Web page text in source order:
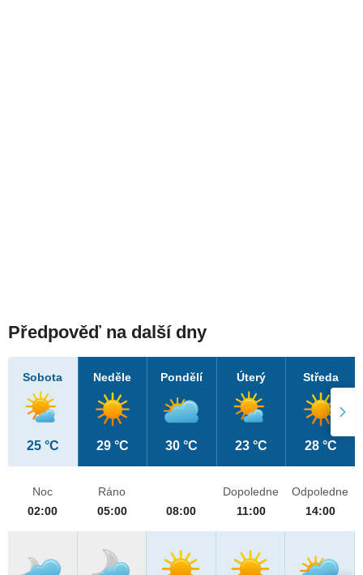
Předpověď na další dny
Sobota
25 °C
Neděle
29 °C
Pondělí
30 °C
Úterý
23 °C
Středa
28 °C
Noc
02:00
Ráno
05:00
08:00
Dopoledne
11:00
Odpoledne
14:00